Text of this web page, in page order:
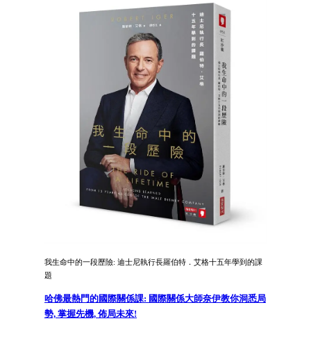
我生命中的一段歷險: 迪士尼執行長羅伯特．艾格十五年學到的課
題
哈佛最熱門的國際關係課: 國際關係大師奈伊教你洞悉局
勢, 掌握先機, 佈局未來!